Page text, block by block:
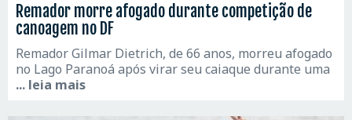
Remador morre afogado durante competição de
canoagem no DF
Remador Gilmar Dietrich, de 66 anos, morreu afogado
no Lago Paranoá após virar seu caiaque durante uma
... leia mais